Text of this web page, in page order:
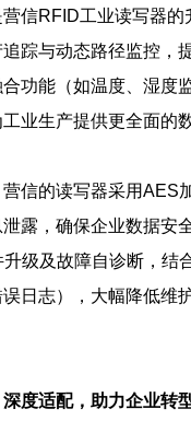
信RFID工业读写器的
踪与动态路径监控，
功能（如温度、湿度
业生产提供更全面的
信的读写器采用AES
露，确保企业数据安
级及故障自诊断，结
误日志），大幅降低维
度适配，助力企业转